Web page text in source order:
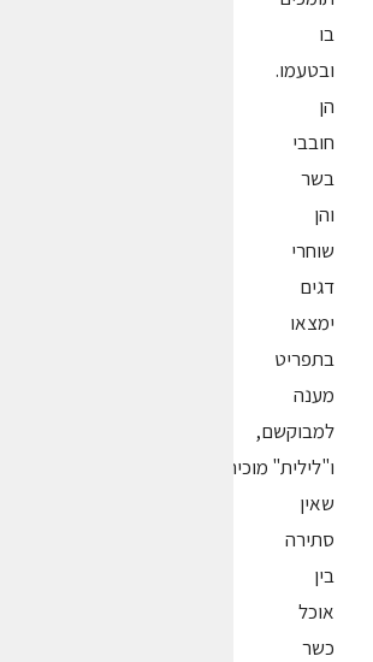
בו
ובטעמו.
הן
חובבי
בשר
והן
שוחרי
דגים
ימצאו
בתפריט
מענה
למבוקשם,
ו"לילית" מוכיחה
שאין
סתירה
בין
אוכל
כשר